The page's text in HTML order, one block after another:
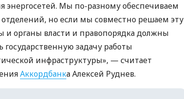
энергосетей. Мы по-разному обеспечиваем
но если мы совместно решаем эту
и органы власти и правопорядка должны
государственную задачу работы
инфраструктуры», — считает
Аккордбанка Алексей Руднев.